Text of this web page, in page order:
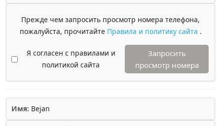
Прежде чем запросить просмотр номера телефона,
пожалуйста, прочитайте Правила и политику сайта .
Я согласен с правилами и
политикой сайта
Запросить
просмотр номера
Имя: Bejan